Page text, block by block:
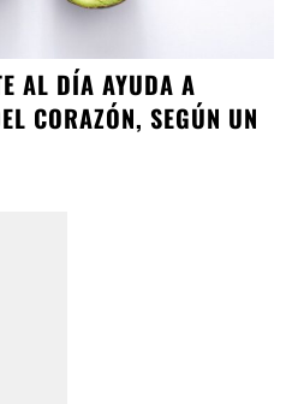
AL DÍA AYUDA A
CORAZÓN, SEGÚN UN